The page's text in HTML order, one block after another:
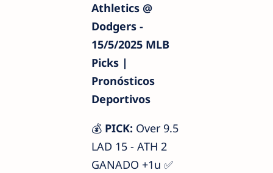
Athletics @
Dodgers -
15/5/2025 MLB
Picks |
Pronósticos
Deportivos
💰 PICK: Over 9.5
LAD 15 - ATH 2
GANADO +1u ✅